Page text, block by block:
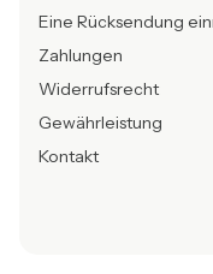
Eine Rücksendung
Zahlungen
Widerrufsrecht
Gewährleistung
Kontakt